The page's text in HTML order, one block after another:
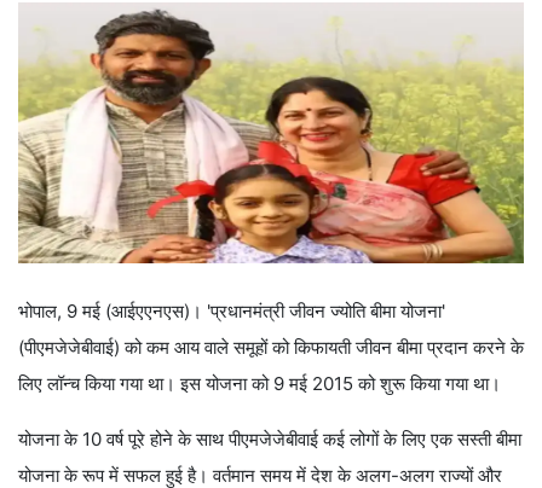
भोपाल, 9 मई (आईएएनएस)। 'प्रधानमंत्री जीवन ज्योति बीमा योजना'
(पीएमजेजेबीवाई) को कम आय वाले समूहों को किफायती जीवन बीमा प्रदान करने के
लिए लॉन्च किया गया था। इस योजना को 9 मई 2015 को शुरू किया गया था।
योजना के 10 वर्ष पूरे होने के साथ पीएमजेजेबीवाई कई लोगों के लिए एक सस्ती बीमा
योजना के रूप में सफल हुई है। वर्तमान समय में देश के अलग-अलग राज्यों और